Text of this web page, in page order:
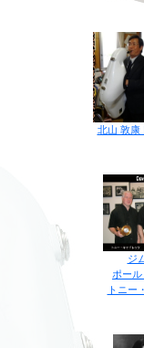
北山 敦康
ジ
ポール
トニー